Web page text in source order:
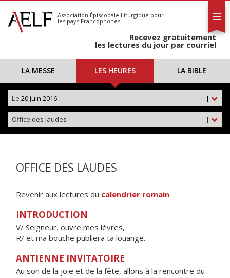
S'abonner
Calendrier
Association Épiscopale Liturgique pour
les pays Francophones
Recevez gratuitement
les lectures du jour par courriel
LA MESSE LES HEURES LA BIBLE
|
Le 20 juin 2016
|
Office des laudes
OFFICE DES LAUDES
Revenir aux lectures du calendrier romain.
INTRODUCTION
V/ Seigneur, ouvre mes lèvres,
R/ et ma bouche publiera ta louange.
ANTIENNE INVITATOIRE
Au son de la joie et de la fête, allons à la rencontre du